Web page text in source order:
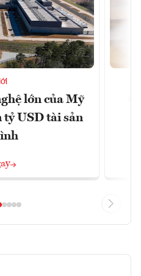
lớn của Mỹ
tỷ USD tài sản